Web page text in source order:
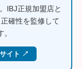
IBJ正規加盟店と
確性を監修して
。
イト ↗